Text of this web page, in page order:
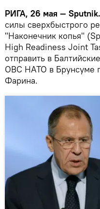
РИГА, 26 мая — Sputnik.
силы сверхбыстрого
"Наконечник копья" (
High Readiness Joint
отправить в
ОВС НАТО в Брунсуме
Фарина.